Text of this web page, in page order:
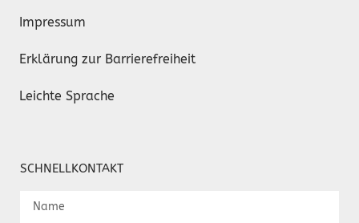
Impressum
Erklärung zur Barrierefreiheit
Leichte Sprache
SCHNELLKONTAKT